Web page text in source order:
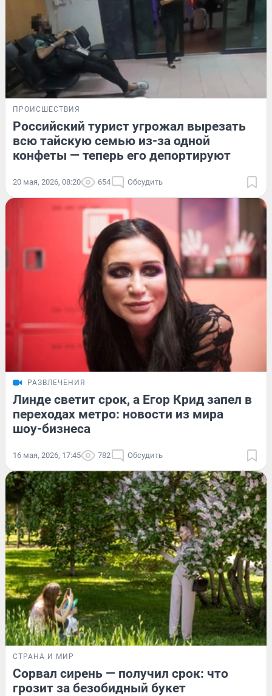
ПРОИСШЕСТВИЯ
Российский турист угрожал вырезать
всю тайскую семью из-за одной
конфеты — теперь его депортируют
20 мая, 2026, 08:20 654 Обсудить
РАЗВЛЕЧЕНИЯ
Линде светит срок, а Егор Крид запел в
переходах метро: новости из мира
шоу-бизнеса
16 мая, 2026, 17:45 782 Обсудить
СТРАНА И МИР
Сорвал сирень — получил срок: что
грозит за безобидный букет